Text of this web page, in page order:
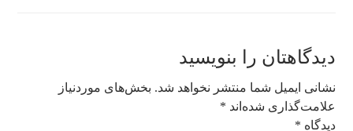
دیدگاهتان را بنویسید
نشانی ایمیل شما منتشر نخواهد شد. بخش‌های موردنیاز
علامت‌گذاری شده‌اند *
دیدگاه *